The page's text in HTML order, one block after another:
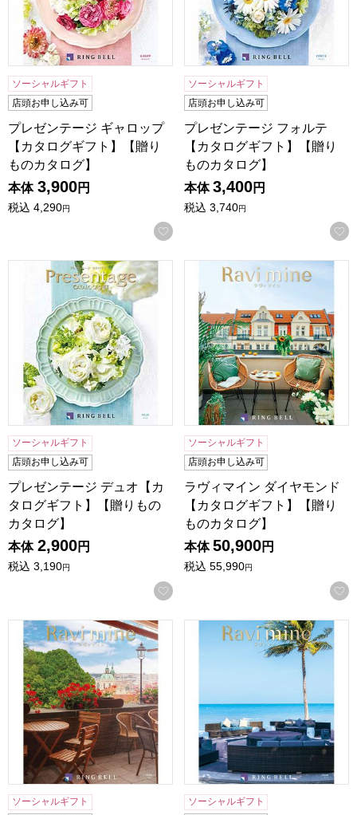
ソーシャルギフト
店頭お申し込み可
プレゼンテージ ギャロップ
【カタログギフト】【贈り
ものカタログ】
本体 3,900円
税込 4,290円
お気に入りに登録する
ソーシャルギフト
店頭お申し込み可
プレゼンテージ フォルテ
【カタログギフト】【贈り
ものカタログ】
本体 3,400円
税込 3,740円
プレゼンテージ デュオ【カタログギフト】【贈りものカタ
ソーシャルギフト
店頭お申し込み可
プレゼンテージ デュオ【カ
タログギフト】【贈りもの
カタログ】
本体 2,900円
税込 3,190円
お気に入りに登録する
ラヴィマイン ダイヤモンド
ソーシャルギフト
店頭お申し込み可
ラヴィマイン ダイヤモンド
【カタログギフト】【贈り
ものカタログ】
本体 50,900円
税込 55,990円
ラヴィマイン ルビー【カタログギフト】【贈りものカタロ
ソーシャルギフト
ラヴィマイン パール【カタ
ソーシャルギフト